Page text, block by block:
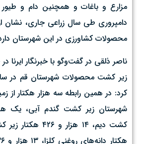
مزارع و باغات و همچنین دام و
دامپروری طی سال زراعی جاری، نشان
محصولات کشاورزی در این شهرستان
ناصر ذلقی در گفت‌وگو با خبرنگار
زیر کشت محصولات شهرستان قم در
کرد: در همین رابطه سه هزار هکتار از